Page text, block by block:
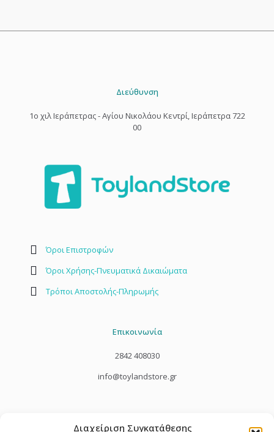
Διαχείριση Συγκατάθεσης
Διεύθυνση
1o χιλ Ιεράπετρας - Αγίου Νικολάου Κεντρί, Ιεράπετρα 722
00
Όροι Επιστροφών
Όροι Χρήσης-Πνευματικά Δικαιώματα
Τρόποι Αποστολής-Πληρωμής
Επικοινωνία
2842 408030
info@toylandstore.gr